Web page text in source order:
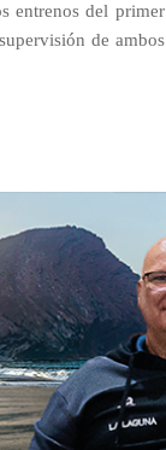
entrenos del primer
de ambos